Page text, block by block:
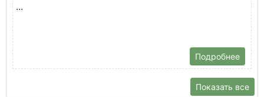
...
Подробнее
Показать все